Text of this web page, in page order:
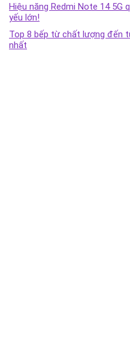
Hiệu năng Redmi Note 14 5G
yếu lớn!
Top 8 bếp từ chất lượng đến
nhất